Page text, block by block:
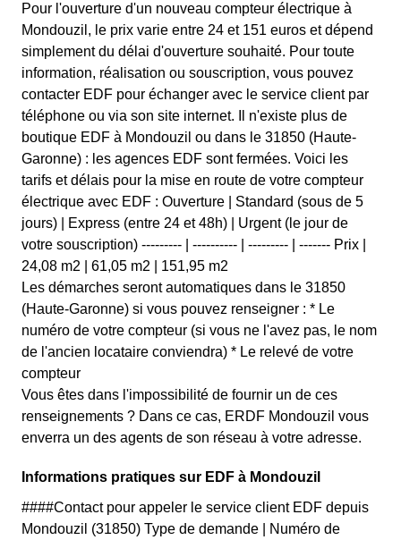
Pour l'ouverture d'un nouveau compteur électrique à
Mondouzil, le prix varie entre 24 et 151 euros et dépend
simplement du délai d'ouverture souhaité. Pour toute
information, réalisation ou souscription, vous pouvez
contacter EDF pour échanger avec le service client par
téléphone ou via son site internet. Il n'existe plus de
boutique EDF à Mondouzil ou dans le 31850 (Haute-
Garonne) : les agences EDF sont fermées. Voici les
tarifs et délais pour la mise en route de votre compteur
électrique avec EDF : Ouverture | Standard (sous de 5
jours) | Express (entre 24 et 48h) | Urgent (le jour de
votre souscription) --------- | ---------- | --------- | ------- Prix |
24,08 m2 | 61,05 m2 | 151,95 m2
Les démarches seront automatiques dans le 31850
(Haute-Garonne) si vous pouvez renseigner : * Le
numéro de votre compteur (si vous ne l'avez pas, le nom
de l'ancien locataire conviendra) * Le relevé de votre
compteur
Vous êtes dans l'impossibilité de fournir un de ces
renseignements ? Dans ce cas, ERDF Mondouzil vous
enverra un des agents de son réseau à votre adresse.
Informations pratiques sur EDF à Mondouzil
####Contact pour appeler le service client EDF depuis
Mondouzil (31850) Type de demande | Numéro de